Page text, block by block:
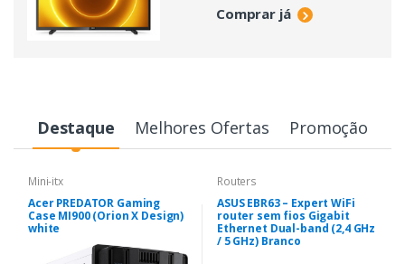
Comprar já
Destaque Melhores Ofertas Promoção
Mini-itx
Acer PREDATOR Gaming
Case MI900 (Orion X Design)
white
Routers
ASUS EBR63 – Expert WiFi
router sem fios Gigabit
Ethernet Dual-band (2,4 GHz
/ 5 GHz) Branco